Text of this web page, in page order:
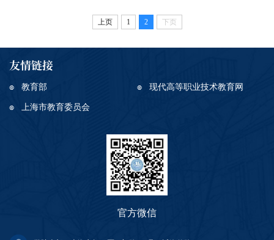
上页 1 2 下页
友情链接
教育部 现代高等职业技术教育网
上海市教育委员会
官方微信